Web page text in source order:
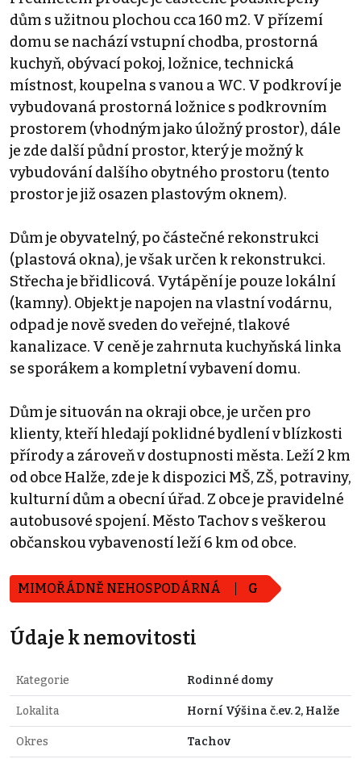
dům s užitnou plochou cca 160 m2. V přízemí
domu se nachází vstupní chodba, prostorná
kuchyň, obývací pokoj, ložnice, technická
místnost, koupelna s vanou a WC. V podkroví je
vybudovaná prostorná ložnice s podkrovním
prostorem (vhodným jako úložný prostor), dále
je zde další půdní prostor, který je možný k
vybudování dalšího obytného prostoru (tento
prostor je již osazen plastovým oknem).
Dům je obyvatelný, po částečné rekonstrukci
(plastová okna), je však určen k rekonstrukci.
Střecha je břidlicová. Vytápění je pouze lokální
(kamny). Objekt je napojen na vlastní vodárnu,
odpad je nově sveden do veřejné, tlakové
kanalizace. V ceně je zahrnuta kuchyňská linka
se sporákem a kompletní vybavení domu.
Dům je situován na okraji obce, je určen pro
klienty, kteří hledají poklidné bydlení v blízkosti
přírody a zároveň v dostupnosti města. Leží 2 km
od obce Halže, zde je k dispozici MŠ, ZŠ, potraviny,
kulturní dům a obecní úřad. Z obce je pravidelné
autobusové spojení. Město Tachov s veškerou
občanskou vybaveností leží 6 km od obce.
MIMOŘÁDNĚ NEHOSPODÁRNÁ G
Údaje k nemovitosti
Kategorie Rodinné domy
Lokalita Horní Výšina č.ev. 2, Halže
Okres Tachov